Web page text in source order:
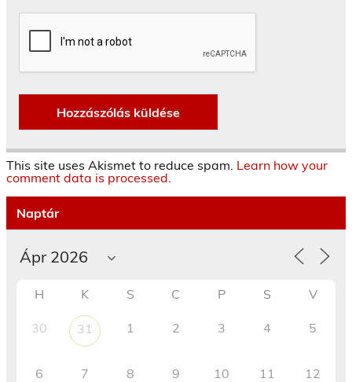
This site uses Akismet to reduce spam. Learn how your
comment data is processed.
Naptár
H K S C P S V
30 31 1 2 3 4 5
6 7 8 9 10 11 12